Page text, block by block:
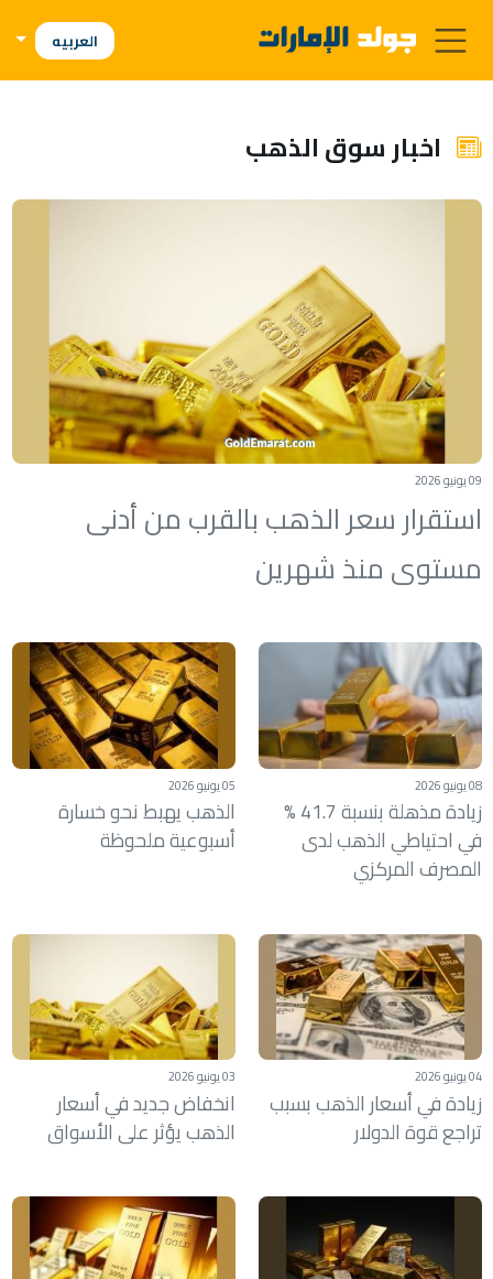
العربيه
اخبار سوق الذهب
09 يونيو 2026
استقرار سعر الذهب بالقرب من أدنى
مستوى منذ شهرين
08 يونيو 2026
زيادة مذهلة بنسبة 41.7 %
في احتياطي الذهب لدى
المصرف المركزي
05 يونيو 2026
الذهب يهبط نحو خسارة
أسبوعية ملحوظة
04 يونيو 2026
زيادة في أسعار الذهب بسبب
تراجع قوة الدولار
03 يونيو 2026
انخفاض جديد في أسعار
الذهب يؤثر على الأسواق